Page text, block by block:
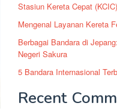
Stasiun Kereta Cepat
Mengenal Layanan Kereta
Berbagai Bandara di
Negeri Sakura
5 Bandara Internasional
Recent